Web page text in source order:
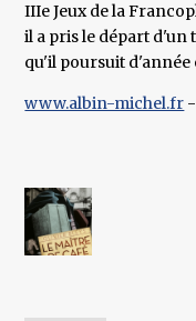
IIIe Jeux de la
il a pris le départ d'un
qu'il poursuit d'année
www.albin-michel.fr